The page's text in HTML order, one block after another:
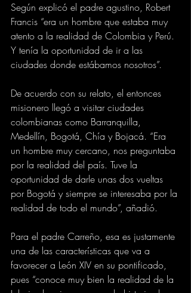
Según explicó el padre agustino, Robert
Francis “era un hombre que estaba muy
atento a la realidad de Colombia y Perú.
Y tenía la oportunidad de ir a las
ciudades donde estábamos nosotros”.
De acuerdo con su relato, el entonces
misionero llegó a visitar ciudades
colombianas como Barranquilla,
Medellín, Bogotá, Chía y Bojacá. “Era
un hombre muy cercano, nos preguntaba
por la realidad del país. Tuve la
oportunidad de darle unas dos vueltas
por Bogotá y siempre se interesaba por la
realidad de todo el mundo”, añadió.
Para el padre Carreño, esa es justamente
una de las características que va a
favorecer a León XIV en su pontificado,
pues “conoce muy bien la realidad de la